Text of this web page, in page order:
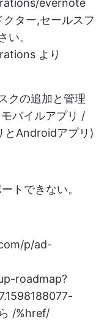
evernote
クター,セールスフ
い。
より
クの追加と管理
モバイルアプリ /
とAndroidアプリ)
トできない。
p/ad-
roadmap?
/%href/